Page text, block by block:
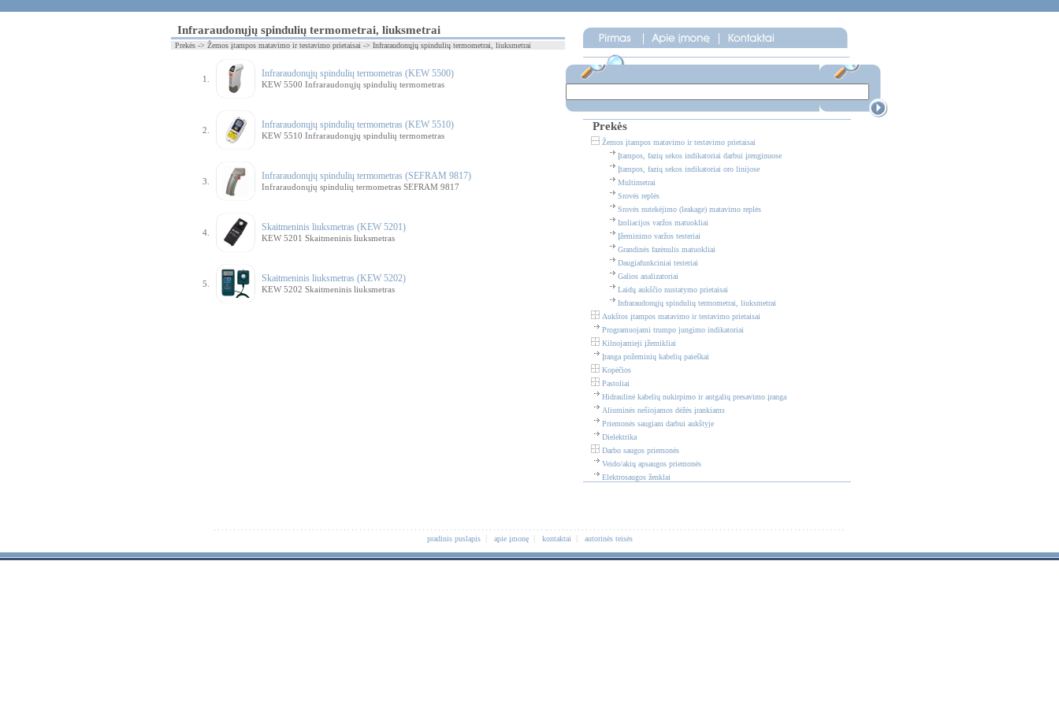
Infraraudonųjų spindulių termometrai, liuksmetrai
Prekės -> Žemos įtampos matavimo ir testavimo prietaisai -> Infraraudonųjų spindulių termometrai, liuksmetrai
1. Infraraudonųjų spindulių termometras (KEW 5500)
KEW 5500 Infraraudonųjų spindulių termometras
2. Infraraudonųjų spindulių termometras (KEW 5510)
KEW 5510 Infraraudonųjų spindulių termometras
3. Infraraudonųjų spindulių termometras (SEFRAM 9817)
Infraraudonųjų spindulių termometras SEFRAM 9817
4. Skaitmeninis liuksmetras (KEW 5201)
KEW 5201 Skaitmeninis liuksmetras
5. Skaitmeninis liuksmetras (KEW 5202)
KEW 5202 Skaitmeninis liuksmetras
Prekės
Žemos įtampos matavimo ir testavimo prietaisai
Įtampos, fazių sekos indikatoriai darbui įrenginuose
Įtampos, fazių sekos indikatoriai oro linijose
Multimetrai
Srovės replės
Srovės nutekėjimo (leakage) matavimo replės
Izoliacijos varžos matuokliai
Įžeminimo varžos testeriai
Grandinės fazėnulis matuokliai
Daugiafunkciniai testeriai
Galios analizatoriai
Laidų aukščio nustatymo prietaisai
Infraraudonųjų spindulių termometrai, liuksmetrai
Aukštos įtampos matavimo ir testavimo prietaisai
Programuojami trumpo jungimo indikatoriai
Kilnojamieji įžemikliai
Įranga požeminių kabelių paieškai
Kopėčios
Pastoliai
Hidraulinė kabelių nukirpimo ir antgalių presavimo įranga
Aliuminės nešiojamos dėžės įrankiams
Priemonės saugiam darbui aukštyje
Dielektrika
Darbo saugos priemonės
Veido/akių apsaugos priemonės
Elektrosaugos ženklai
pradinis puslapis| apie įmonę| kontaktai autorinės teisės